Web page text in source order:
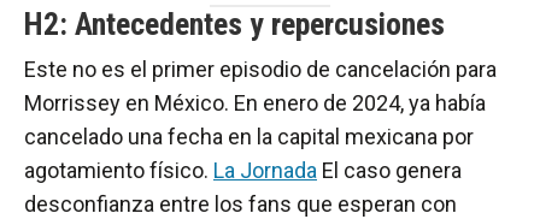
H2: Antecedentes y repercusiones
Este no es el primer episodio de cancelación para
Morrissey en México. En enero de 2024, ya había
cancelado una fecha en la capital mexicana por
agotamiento físico. La Jornada El caso genera
desconfianza entre los fans que esperan con